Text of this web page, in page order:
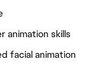
animation skills
facial animation